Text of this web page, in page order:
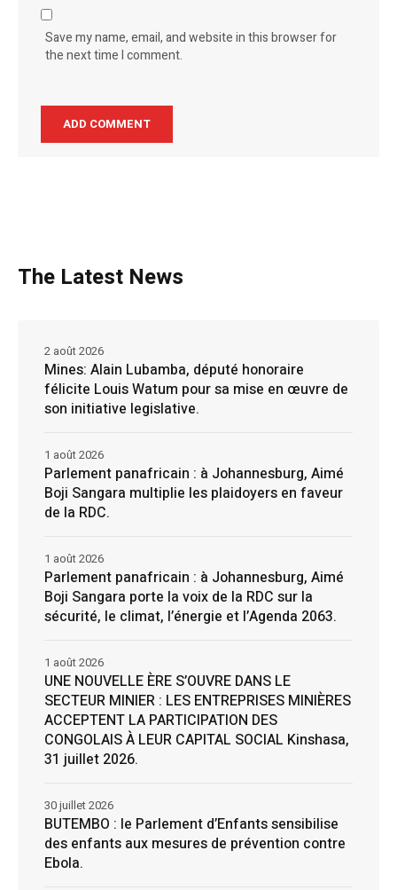
Save my name, email, and website in this browser for
the next time I comment.
The Latest News
Mines: Alain Lubamba, député honoraire
félicite Louis Watum pour sa mise en œuvre de
son initiative legislative.
2 août 2026
Parlement panafricain : à Johannesburg, Aimé
Boji Sangara multiplie les plaidoyers en faveur
de la RDC.
1 août 2026
Parlement panafricain : à Johannesburg, Aimé
Boji Sangara porte la voix de la RDC sur la
sécurité, le climat, l’énergie et l’Agenda 2063.
1 août 2026
UNE NOUVELLE ÈRE S’OUVRE DANS LE
SECTEUR MINIER : LES ENTREPRISES MINIÈRES
ACCEPTENT LA PARTICIPATION DES
CONGOLAIS À LEUR CAPITAL SOCIAL Kinshasa,
31 juillet 2026.
1 août 2026
BUTEMBO : le Parlement d’Enfants sensibilise
des enfants aux mesures de prévention contre
Ebola.
30 juillet 2026